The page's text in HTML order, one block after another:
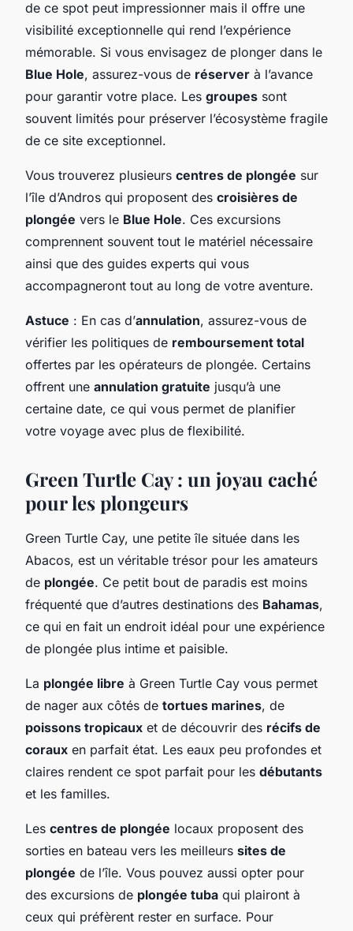
de ce spot peut impressionner mais il offre une
visibilité exceptionnelle qui rend l’expérience
mémorable. Si vous envisagez de plonger dans le
Blue Hole, assurez-vous de réserver à l’avance
pour garantir votre place. Les groupes sont
souvent limités pour préserver l’écosystème fragile
de ce site exceptionnel.
Vous trouverez plusieurs centres de plongée sur
l’île d’Andros qui proposent des croisières de
plongée vers le Blue Hole. Ces excursions
comprennent souvent tout le matériel nécessaire
ainsi que des guides experts qui vous
accompagneront tout au long de votre aventure.
Astuce : En cas d’annulation, assurez-vous de
vérifier les politiques de remboursement total
offertes par les opérateurs de plongée. Certains
offrent une annulation gratuite jusqu’à une
certaine date, ce qui vous permet de planifier
votre voyage avec plus de flexibilité.
Green Turtle Cay : un joyau caché
pour les plongeurs
Green Turtle Cay, une petite île située dans les
Abacos, est un véritable trésor pour les amateurs
de plongée. Ce petit bout de paradis est moins
fréquenté que d’autres destinations des Bahamas,
ce qui en fait un endroit idéal pour une expérience
de plongée plus intime et paisible.
La plongée libre à Green Turtle Cay vous permet
de nager aux côtés de tortues marines, de
poissons tropicaux et de découvrir des récifs de
coraux en parfait état. Les eaux peu profondes et
claires rendent ce spot parfait pour les débutants
et les familles.
Les centres de plongée locaux proposent des
sorties en bateau vers les meilleurs sites de
plongée de l’île. Vous pouvez aussi opter pour
des excursions de plongée tuba qui plairont à
ceux qui préfèrent rester en surface. Pour